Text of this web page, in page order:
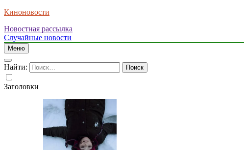
Киноновости
Новостная рассылка
Случайные новости
Меню
Найти:
Заголовки